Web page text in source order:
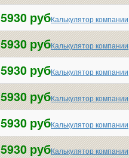
5930 рубКалькулятор компании
5930 рубКалькулятор компании
5930 рубКалькулятор компании
5930 рубКалькулятор компании
5930 рубКалькулятор компании
5930 рубКалькулятор компании